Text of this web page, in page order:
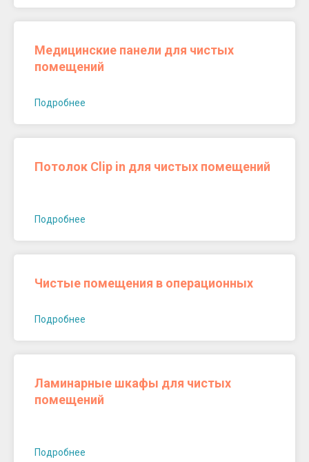
Медицинские панели для чистых
помещений
Подробнее
Потолок Clip in для чистых помещений
Подробнее
Чистые помещения в операционных
Подробнее
Ламинарные шкафы для чистых
помещений
Подробнее